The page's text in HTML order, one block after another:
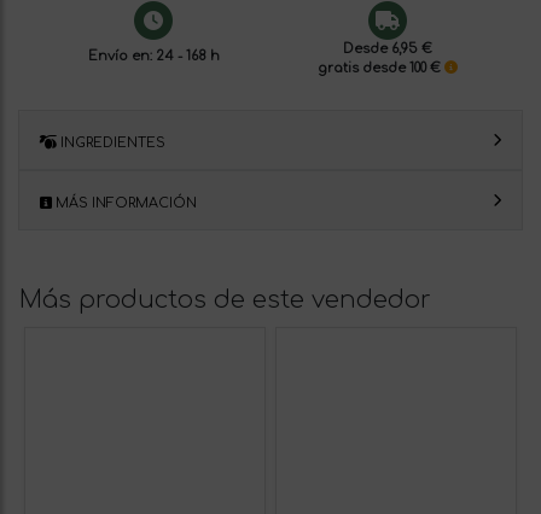
Envío en: 24 - 168 h
Desde 6,95 €
gratis desde 100 €
INGREDIENTES
MÁS INFORMACIÓN
Más productos de este vendedor